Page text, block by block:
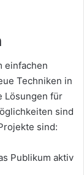
einfachen
Techniken in
Lösungen für
sind
sind:
Publikum aktiv